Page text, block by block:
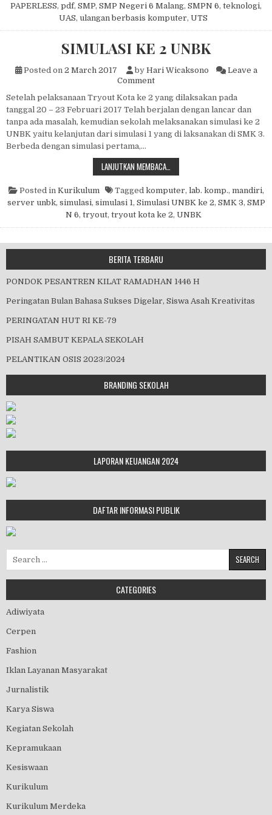
PAPERLESS, pdf, SMP, SMP Negeri 6 Malang, SMPN 6, teknologi,
UAS, ulangan berbasis komputer, UTS
SIMULASI KE 2 UNBK
Posted on 2 March 2017 by Hari Wicaksono
Leave a
Commenton SIMULASI KE 2 UNBK
Setelah pelaksanaan Tryout Kota ke 2 yang dilaksakan pada
tanggal 20 – 23 Februari 2017 Telah berjalan dengan lancar dan
tanpa ada masalah, kemudian sekolah melaksanakan simulasi ke 2
UNBK yaitu kelanjutan dari simulasi 1 yang di laksanakan di SMK 3.
Berbeda dengan simulasi pertama,…
LANJUTKAN MEMBACA…
Posted in Kurikulum Tagged komputer, lab. komp., mandiri,
server unbk, simulasi, simulasi 1, Simulasi UNBK ke 2, SMK 3, SMP
N 6, tryout, tryout kota ke 2, UNBK
BERITA TERBARU
PONDOK PESANTREN KILAT RAMADHAN 1446 H
Peringatan Bulan Bahasa Sukses Digelar, Siswa Asah Kreativitas
PERINGATAN HUT RI KE-79
PISAH SAMBUT KEPALA SEKOLAH
PELANTIKAN OSIS 2023/2024
BRANDING SEKOLAH
LAPORAN KEUANGAN 2024
DAFTAR INFORMASI PUBLIK
Search for:
CATEGORIES
Adiwiyata
Cerpen
Fashion
Iklan Layanan Masyarakat
Jurnalistik
Karya Siswa
Kegiatan Sekolah
Kepramukaan
Kesiswaan
Kurikulum
Kurikulum Merdeka